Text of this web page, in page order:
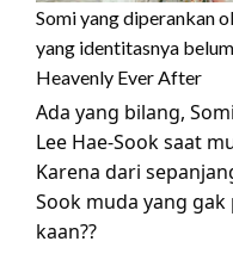
Somi yang diperankan
yang identitasnya
Heavenly Ever After
Ada yang bilang,
Lee Hae-Sook saat
Karena dari
Sook muda yang
kaan??